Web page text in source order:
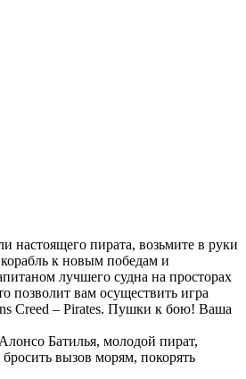
настоящего пирата, возьмите в руки
к новым победам и
лучшего судна на просторах
позволит вам осуществить игра
Creed – Pirates. Пушки к бою! Ваша
Батилья, молодой пират,
вызов морям, покорять